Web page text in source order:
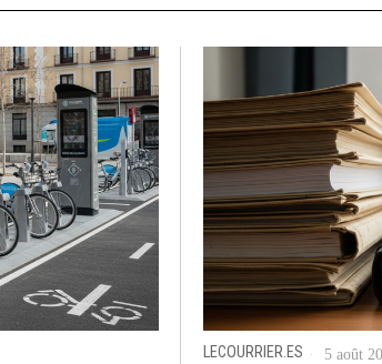
LECOURRIER.ES 5 août